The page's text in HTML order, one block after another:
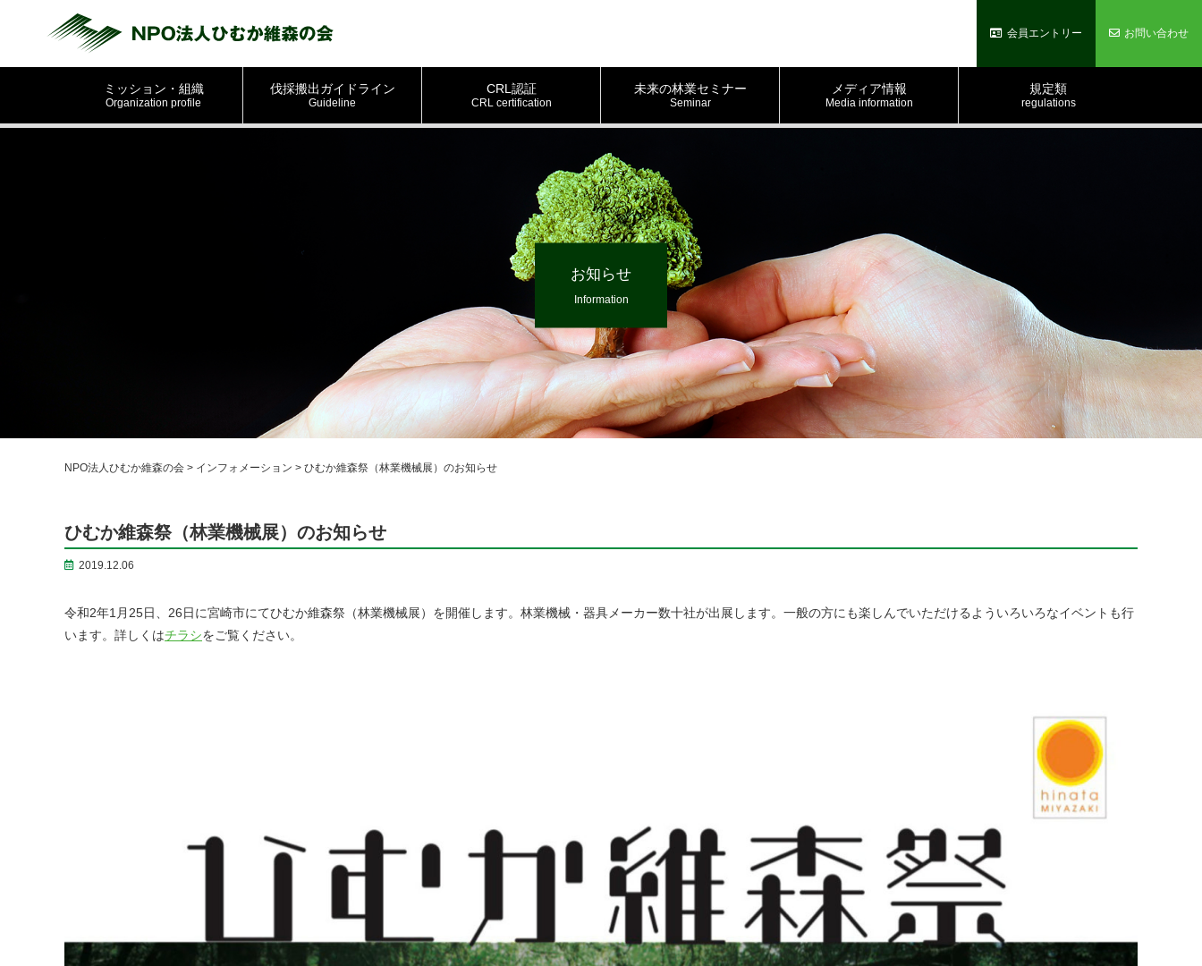
ミッション・組織
Organization profile
伐採搬出ガイドライン
Guideline
CRL認証
CRL certification
未来の林業セミナー
Seminar
メディア情報
Media information
規定類
regulations
会員エントリー お問い合わせ
お知らせ
Information
NPO法人ひむか維森の会 > インフォメーション > ひむか維森祭（林業機械展）のお知らせ
ひむか維森祭（林業機械展）のお知らせ
2019.12.06
令和2年1月25日、26日に宮崎市にてひむか維森祭（林業機械展）を開催します。林業機械・器具メーカー数十社が出展します。一般の方にも楽しんでいただけるよういろいろなイベントも行
います。詳しくはチラシをご覧ください。